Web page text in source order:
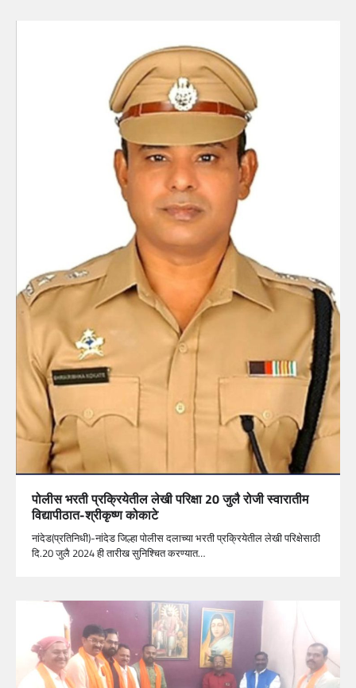
पोलीस भरती प्रक्रियेतील लेखी परिक्षा 20 जुलै रोजी स्वारातीम
विद्यापीठात-श्रीकृष्ण कोकाटे
नांदेड(प्रतिनिधी)-नांदेड जिल्हा पोलीस दलाच्या भरती प्रक्रियेतील लेखी परिक्षेसाठी
दि.20 जुलै 2024 ही तारीख सुनिश्चित करण्यात…